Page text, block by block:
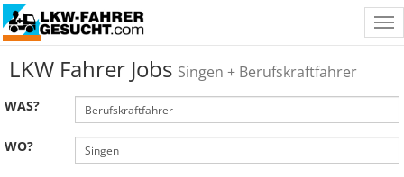
LKW Fahrer Jobs Singen + Berufskraftfahrer
WAS?
WO?